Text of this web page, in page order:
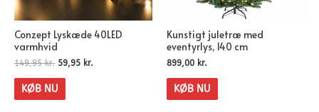
Conzept Lyskæde 40LED
varmhvid
149,95kr. 59,95 kr.
KØB NU
Kunstigt juletræ med
eventyrlys, 140 cm
899,00 kr.
KØB NU